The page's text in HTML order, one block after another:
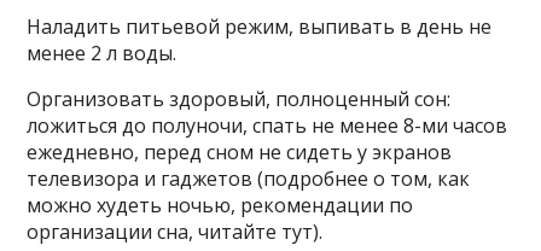
Наладить питьевой режим, выпивать в день не
менее 2 л воды.
Организовать здоровый, полноценный сон:
ложиться до полуночи, спать не менее 8-ми часов
ежедневно, перед сном не сидеть у экранов
телевизора и гаджетов (подробнее о том, как
можно худеть ночью, рекомендации по
организации сна, читайте тут).